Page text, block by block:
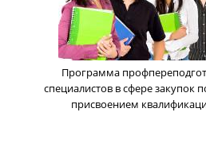
Программа
cпециалистов в сфере закупок
присвоением